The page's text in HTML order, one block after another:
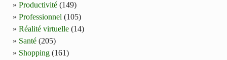
Productivité (149)
Professionnel (105)
Réalité virtuelle (14)
Santé (205)
Shopping (161)